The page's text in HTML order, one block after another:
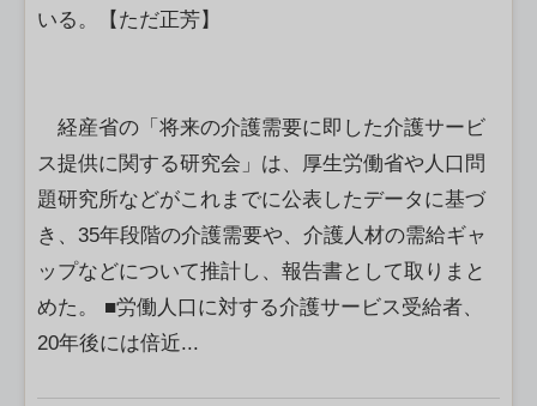
いる。【ただ正芳】
経産省の「将来の介護需要に即した介護サービ
ス提供に関する研究会」は、厚生労働省や人口問
題研究所などがこれまでに公表したデータに基づ
き、35年段階の介護需要や、介護人材の需給ギャ
ップなどについて推計し、報告書として取りまと
めた。 ■労働人口に対する介護サービス受給者、
20年後には倍近...